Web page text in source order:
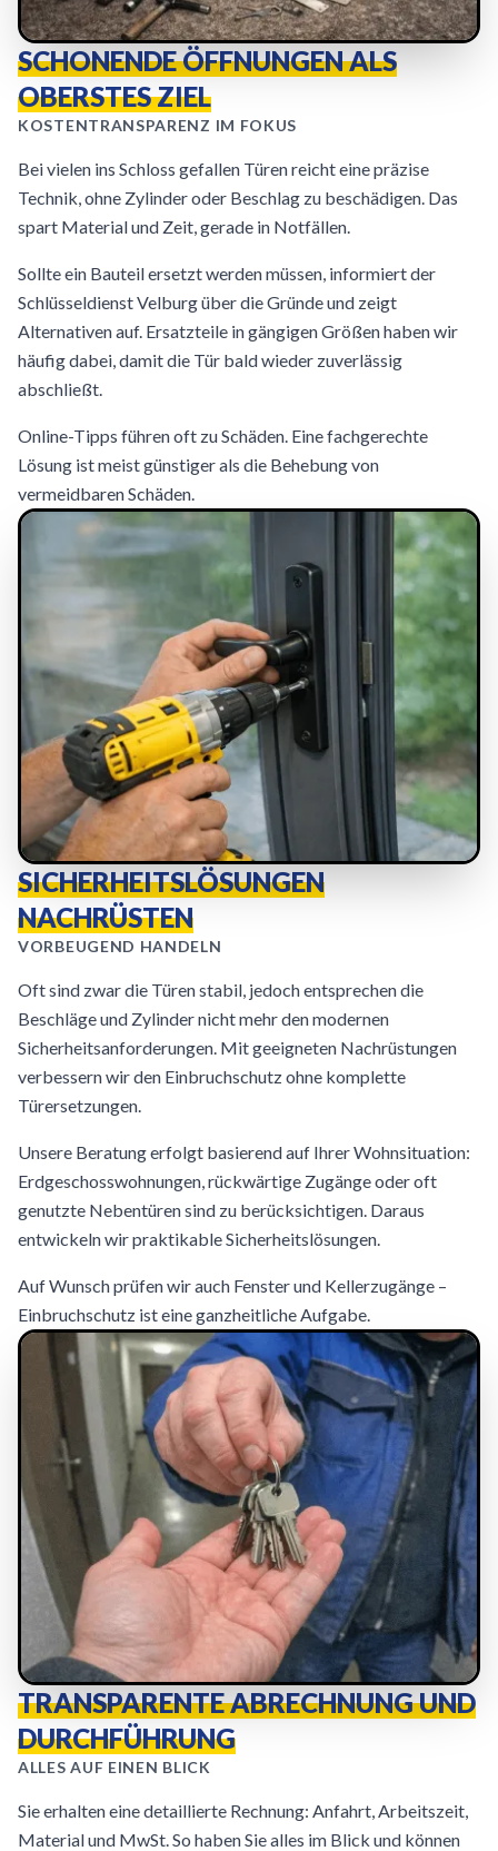
SCHONENDE ÖFFNUNGEN ALS
OBERSTES ZIEL
KOSTENTRANSPARENZ IM FOKUS
Bei vielen ins Schloss gefallen Türen reicht eine präzise
Technik, ohne Zylinder oder Beschlag zu beschädigen. Das
spart Material und Zeit, gerade in Notfällen.
Sollte ein Bauteil ersetzt werden müssen, informiert der
Schlüsseldienst Velburg über die Gründe und zeigt
Alternativen auf. Ersatzteile in gängigen Größen haben wir
häufig dabei, damit die Tür bald wieder zuverlässig
abschließt.
Online-Tipps führen oft zu Schäden. Eine fachgerechte
Lösung ist meist günstiger als die Behebung von
vermeidbaren Schäden.
SICHERHEITSLÖSUNGEN
NACHRÜSTEN
VORBEUGEND HANDELN
Oft sind zwar die Türen stabil, jedoch entsprechen die
Beschläge und Zylinder nicht mehr den modernen
Sicherheitsanforderungen. Mit geeigneten Nachrüstungen
verbessern wir den Einbruchschutz ohne komplette
Türersetzungen.
Unsere Beratung erfolgt basierend auf Ihrer Wohnsituation:
Erdgeschosswohnungen, rückwärtige Zugänge oder oft
genutzte Nebentüren sind zu berücksichtigen. Daraus
entwickeln wir praktikable Sicherheitslösungen.
Auf Wunsch prüfen wir auch Fenster und Kellerzugänge –
Einbruchschutz ist eine ganzheitliche Aufgabe.
TRANSPARENTE ABRECHNUNG UND
DURCHFÜHRUNG
ALLES AUF EINEN BLICK
Sie erhalten eine detaillierte Rechnung: Anfahrt, Arbeitszeit,
Material und MwSt. So haben Sie alles im Blick und können